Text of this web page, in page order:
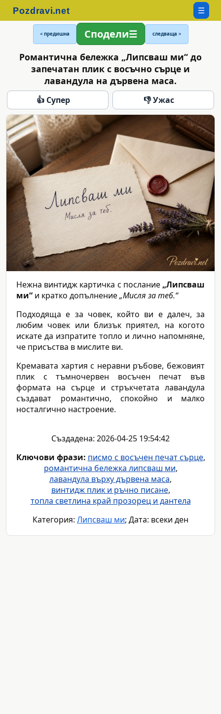
☰
< предишна Сподели следваща >
Романтична бележка „Липсваш ми“ до
запечатан плик с восъчно сърце и
лавандула на дървена маса.
👍 Супер 👎 Ужас
Нежна винтидж картичка с послание „Липсваш
ми“ и кратко допълнение„Мисля за теб.“
Подходяща е за човек, който ви е далеч, за
любим човек или близък приятел, на когото
искате да изпратите топло и лично напомняне,
че присъства в мислите ви.
Кремавата хартия с неравни ръбове, бежовият
плик с тъмночервен восъчен печат във
формата на сърце и стръкчетата лавандула
създават романтично, спокойно и малко
носталгично настроение.
Създадена: 2026-04-25 19:54:42
Ключови фрази: писмо с восъчен печат сърце,
романтична бележка липсваш ми,
лавандула върху дървена маса,
винтидж плик и ръчно писане,
топла светлина край прозорец и дантела
Категория: Липсваш ми; Дата: всеки ден